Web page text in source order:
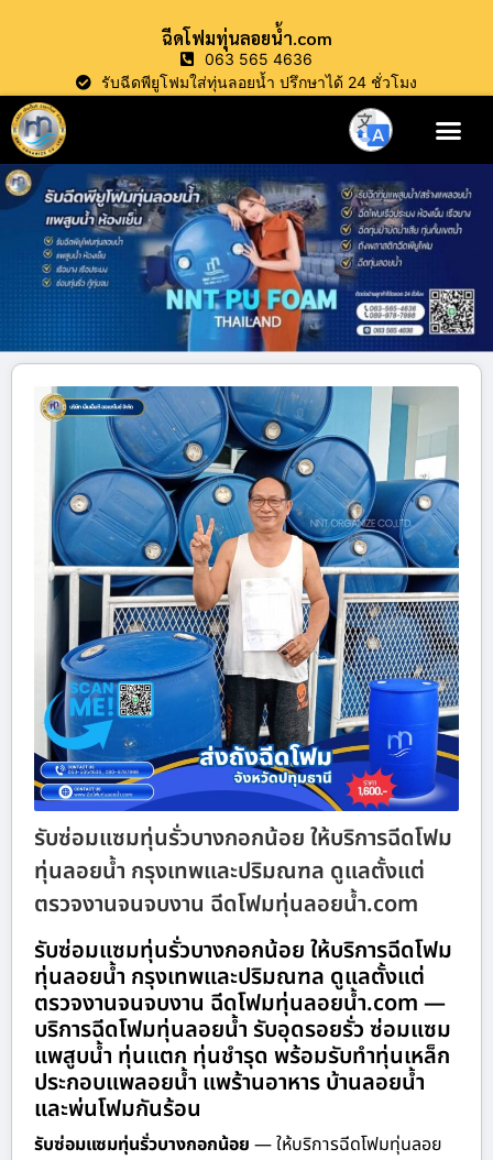
ฉีดโฟมทุ่นลอยน้ำ.com
063 565 4636
รับฉีดพียูโฟมใส่ทุ่นลอยน้ำ ปรึกษาได้ 24 ชั่วโมง
รับซ่อมแซมทุ่นรั่วบางกอกน้อย ให้บริการฉีดโฟม
ทุ่นลอยน้ำ กรุงเทพและปริมณฑล ดูแลตั้งแต่
ตรวจงานจนจบงาน ฉีดโฟมทุ่นลอยน้ำ.com
รับซ่อมแซมทุ่นรั่วบางกอกน้อย ให้บริการฉีดโฟม
ทุ่นลอยน้ำ กรุงเทพและปริมณฑล ดูแลตั้งแต่
ตรวจงานจนจบงาน ฉีดโฟมทุ่นลอยน้ำ.com —
บริการฉีดโฟมทุ่นลอยน้ำ รับอุดรอยรั่ว ซ่อมแซม
แพสูบน้ำ ทุ่นแตก ทุ่นชำรุด พร้อมรับทำทุ่นเหล็ก
ประกอบแพลอยน้ำ แพร้านอาหาร บ้านลอยน้ำ
และพ่นโฟมกันร้อน
รับซ่อมแซมทุ่นรั่วบางกอกน้อย — ให้บริการฉีดโฟมทุ่นลอย